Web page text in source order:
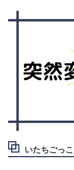
いたちごっこ